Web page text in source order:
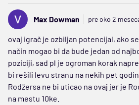
Max Dowman pre oko 2
ovaj igrač je ozbiljan potencijal, ako
način mogao bi da bude jedan od
poziciji, sad pl je ogroman korak
bi rešili levu stranu na nekih pet
Rodžersa ne bi uticao na ovaj jer je
na mestu 10ke.